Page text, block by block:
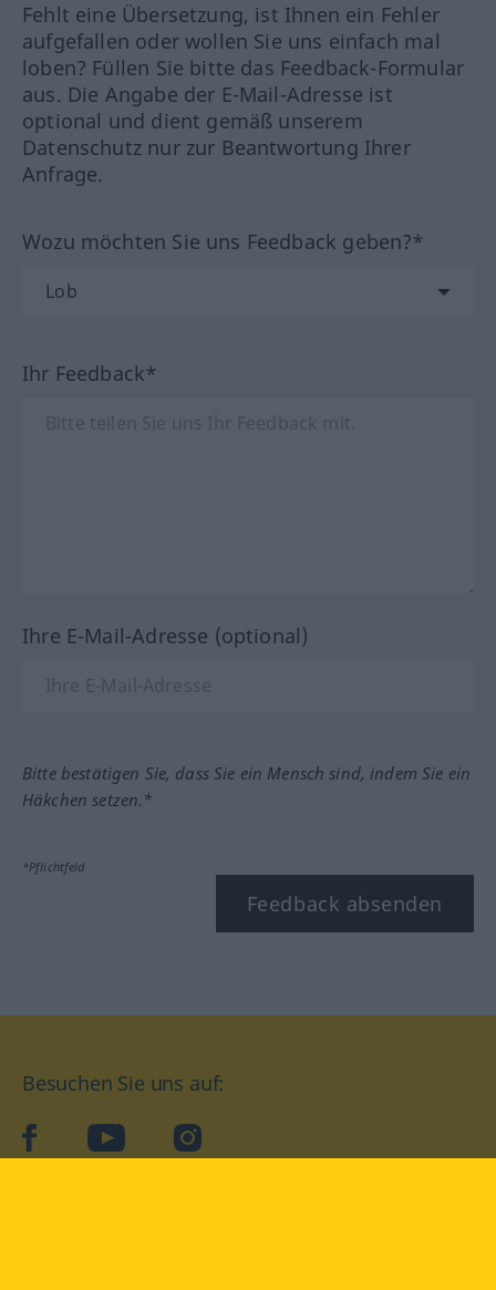
Fehlt eine Übersetzung, ist Ihnen ein Fehler
aufgefallen oder wollen Sie uns einfach mal
loben? Füllen Sie bitte das Feedback-Formular
aus. Die Angabe der E-Mail-Adresse ist
optional und dient gemäß unserem
Datenschutz nur zur Beantwortung Ihrer
Anfrage.
Wozu möchten Sie uns Feedback geben?*
Ihr Feedback*
Ihre E-Mail-Adresse (optional)
Bitte bestätigen Sie, dass Sie ein Mensch sind, indem Sie ein
Häkchen setzen.*
*Pflichtfeld
Feedback absenden
Besuchen Sie uns auf:
facebookYouTube Instagram